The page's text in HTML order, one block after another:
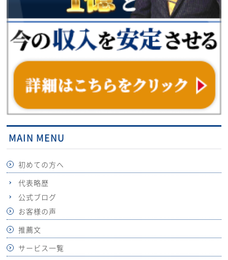
MAIN MENU
初めての方へ
代表略歴
公式ブログ
お客様の声
推薦文
サービス一覧